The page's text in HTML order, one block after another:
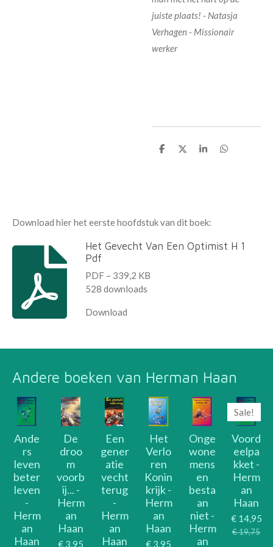
juiste plaats! - Natasja
Verhagen - Missionair
werker
D
D
S
D
Download hier het eerste hoofdstuk van dit boek:
Het Gevecht Van Een Optimist H 1
Pdf
PDF – 339,2 KB
528 downloads
Download
Andere boeken van Herman Haan
Ande
rs
leven
beter
leven
-
Herm
an
Haan
De
droo
m
voorb
ij... -
Herm
an
Haan
€ 3,95
Een
gener
atie
vecht
terug
-
Herm
an
Haan
Het
Verlo
ren
Konin
krijk -
Herm
an
Haan
€ 3,95
Onge
wone
mens
en
besta
an
niet -
Herm
an
Sale!
Voord
eelpa
kket -
Herm
an
Haan
€ 14,95
€ 19,75